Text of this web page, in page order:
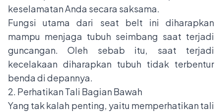
keselamatan Anda secara saksama.
Fungsi utama dari seat belt ini diharapkan
mampu menjaga tubuh seimbang saat terjadi
guncangan. Oleh sebab itu, saat terjadi
kecelakaan diharapkan tubuh tidak terbentur
benda di depannya.
2. Perhatikan Tali Bagian Bawah
Yang tak kalah penting, yaitu memperhatikan tali